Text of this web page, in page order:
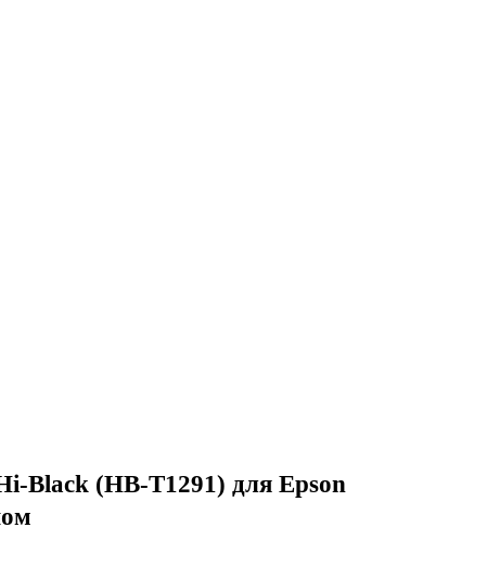
Black (HB-T1291) для Epson